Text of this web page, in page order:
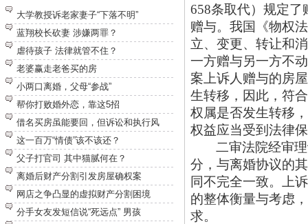
大学教授诉老家妻子“下落不明”
蓝翔校长砍妻 涉嫌两罪？
虐待孩子 法律就管不住？
老婆赢走老爸买的房
小两口离婚，父母“参战”
帮你打败婚外恋，靠这5招
借名买房虽能要回，但诉讼和执行风
这一百万“情债”该不该还？
父子打官司 其中猫腻何在？
离婚后财产分割引发房屋确权案
网店之争凸显的虚拟财产分割困境
分手女友发短信说“死远点” 男孩
658条取代）规定
赠与。我国《物权
立、变更、转让和
一方赠与另一方不
案上诉人赠与的房
生转移，因此，符
权属是否发生转移
权益应当受到法律
二审法院经审
分，与离婚协议的
同不完全一致。上
的整体衡量与考虑
求。